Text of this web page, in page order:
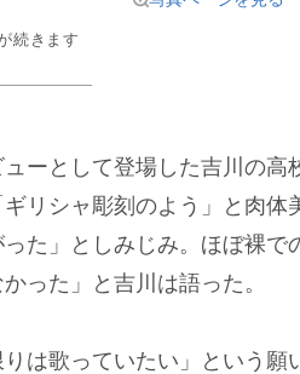
続きます
ーとして登場した吉川の高
ギリシャ彫刻のよう」と肉体
た」としみじみ。ほぼ裸で
った」と吉川は語った。
は歌っていたい」という願